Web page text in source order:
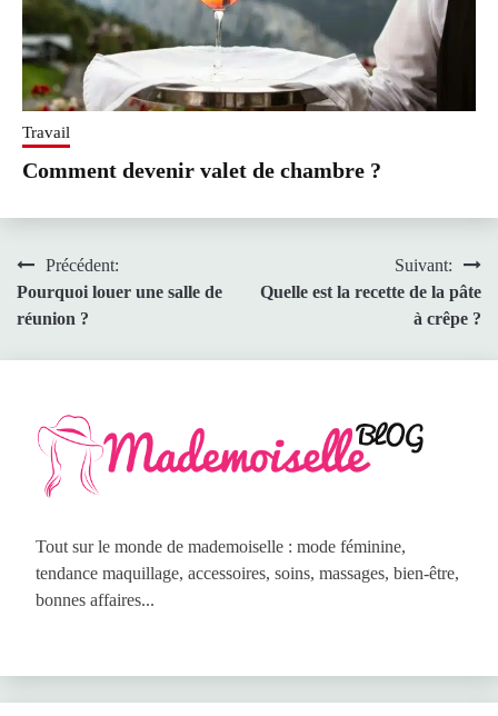
Travail
Comment devenir valet de chambre ?
Navigation
de
Précédent:
Pourquoi louer une salle de
réunion ?
Suivant:
Quelle est la recette de la pâte
à crêpe ?
Tout sur le monde de mademoiselle : mode féminine,
tendance maquillage, accessoires, soins, massages, bien-être,
bonnes affaires...